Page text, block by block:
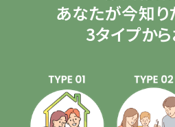
あなたが今知
3タイプか